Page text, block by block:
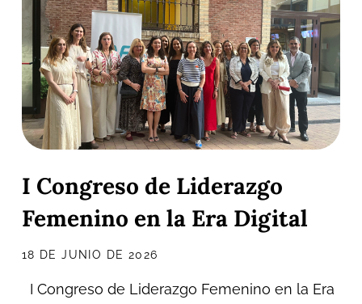
I Congreso de Liderazgo
Femenino en la Era Digital
18 DE JUNIO DE 2026
I Congreso de Liderazgo Femenino en la Era